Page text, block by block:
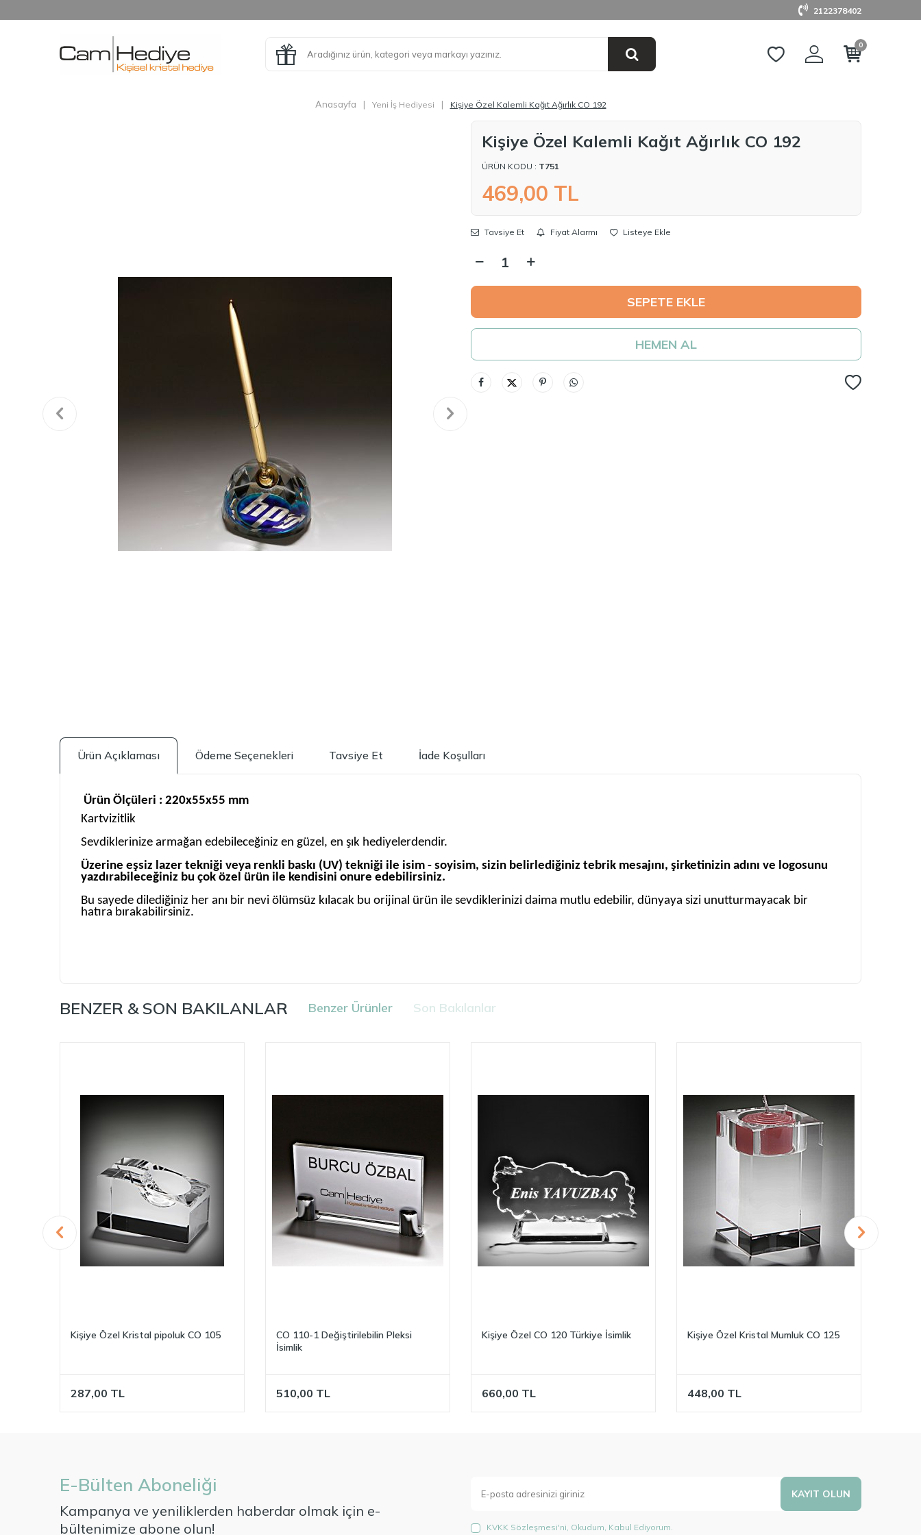
2122378402
0
Anasayfa | Yeni İş Hediyesi | Kişiye Özel Kalemli Kağıt Ağırlık CO 192
Kişiye Özel Kalemli Kağıt Ağırlık CO 192
ÜRÜN KODU : T751
469,00 TL
Tavsiye Et Fiyat Alarmı Listeye Ekle
SEPETE EKLE
HEMEN AL
Ürün Açıklaması Ödeme Seçenekleri Tavsiye Et İade Koşulları
Ürün Ölçüleri : 220x55x55 mm
Kartvizitlik
Sevdiklerinize armağan edebileceğiniz en güzel, en şık hediyelerdendir.
Üzerine eşsiz lazer tekniği veya renkli baskı (UV) tekniği ile isim - soyisim, sizin belirlediğiniz tebrik mesajını, şirketinizin adını ve logosunu
yazdırabileceğiniz bu çok özel ürün ile kendisini onure edebilirsiniz.
Bu sayede dilediğiniz her anı bir nevi ölümsüz kılacak bu orijinal ürün ile sevdiklerinizi daima mutlu edebilir, dünyaya sizi unutturmayacak bir
hatıra bırakabilirsiniz.
BENZER & SON BAKILANLAR Benzer Ürünler Son Bakılanlar
Kişiye Özel Kristal pipoluk CO 105
287,00 TL
CO 110-1 Değiştirilebilin Pleksi
İsimlik
510,00 TL
Kişiye Özel CO 120 Türkiye İsimlik
660,00 TL
Kişiye Özel Kristal Mumluk CO 125
448,00 TL
E-Bülten Aboneliği
Kampanya ve yeniliklerden haberdar olmak için e-
bültenimize abone olun!
KAYIT OLUN
KVKK Sözleşmesi'ni , Okudum, Kabul Ediyorum.